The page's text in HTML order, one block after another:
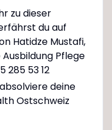
zu dieser
du auf
Hatidze Mustafi,
Pflege
285 53 12
deine
Ostschweiz